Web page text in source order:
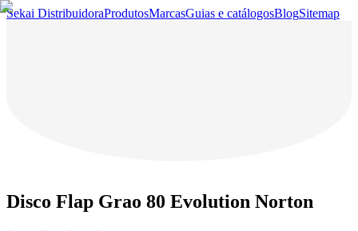
Sekai DistribuidoraProdutosMarcasGuias e catálogosBlogSitemap
Disco Flap Grao 80 Evolution Norton